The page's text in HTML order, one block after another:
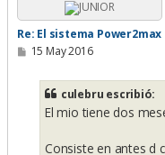
Re: El sistema Power2max
M15 May 2016
culebru escribió:
El mio tiene dos
Consiste en antes d